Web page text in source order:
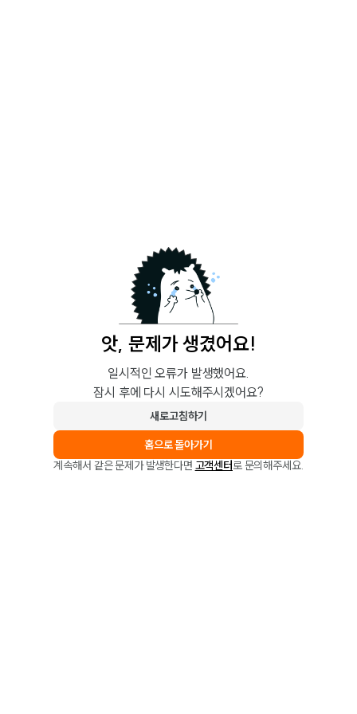
앗, 문제가 생겼어요!
일시적인 오류가 발생했어요.
잠시 후에 다시 시도해주시겠어요?
새로고침하기
홈으로 돌아가기
계속해서 같은 문제가 발생한다면 고객센터로 문의해주세요.